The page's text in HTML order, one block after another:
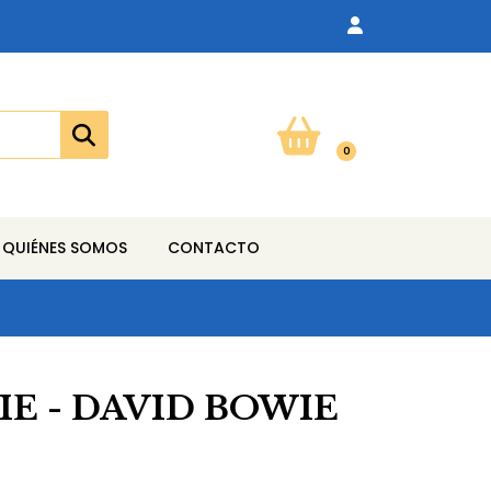
0
QUIÉNES SOMOS CONTACTO
- DAVID BOWIE